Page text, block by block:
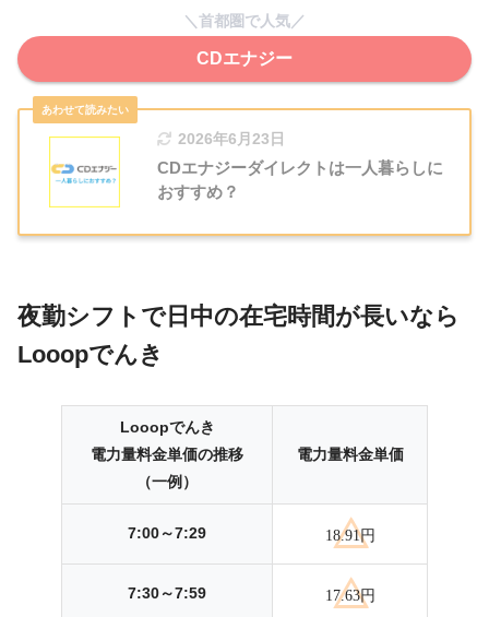
＼首都圏で人気／
CDエナジー
2026年6月23日
CDエナジーダイレクトは一人暮らしに
おすすめ？
夜勤シフトで日中の在宅時間が長いなら
Looopでんき
Looopでんき
電力量料金単価の推移
（一例）
電力量料金単価
7:00～7:29 18.91円
7:30～7:59 17.63円